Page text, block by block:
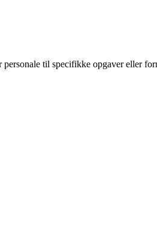
personale til specifikke opgaver eller